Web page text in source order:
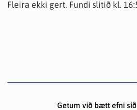
Fleira ekki gert. Fundi slitið kl.
Getum við bætt efni